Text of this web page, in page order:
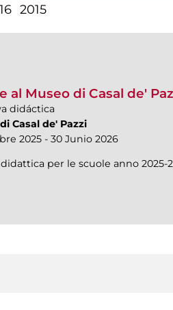
2015
al Museo di Casal de'
didáctica
Casal de' Pazzi
2025 - 30 Junio 2026
per le scuole anno 2025-